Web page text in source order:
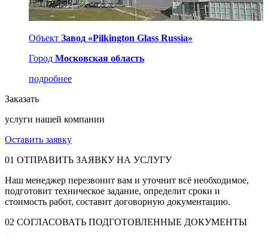
Объект Завод «Pilkington Glass Russia»
Город Московская область
подробнее
Заказать
услуги нашей компании
Оставить заявку
01 ОТПРАВИТЬ ЗАЯВКУ НА УСЛУГУ
Наш менеджер перезвонит вам и уточнит всё необходимое,
подготовит техническое задание, определит сроки и
стоимость работ, составит договорную документацию.
02 СОГЛАСОВАТЬ ПОДГОТОВЛЕННЫЕ ДОКУМЕНТЫ